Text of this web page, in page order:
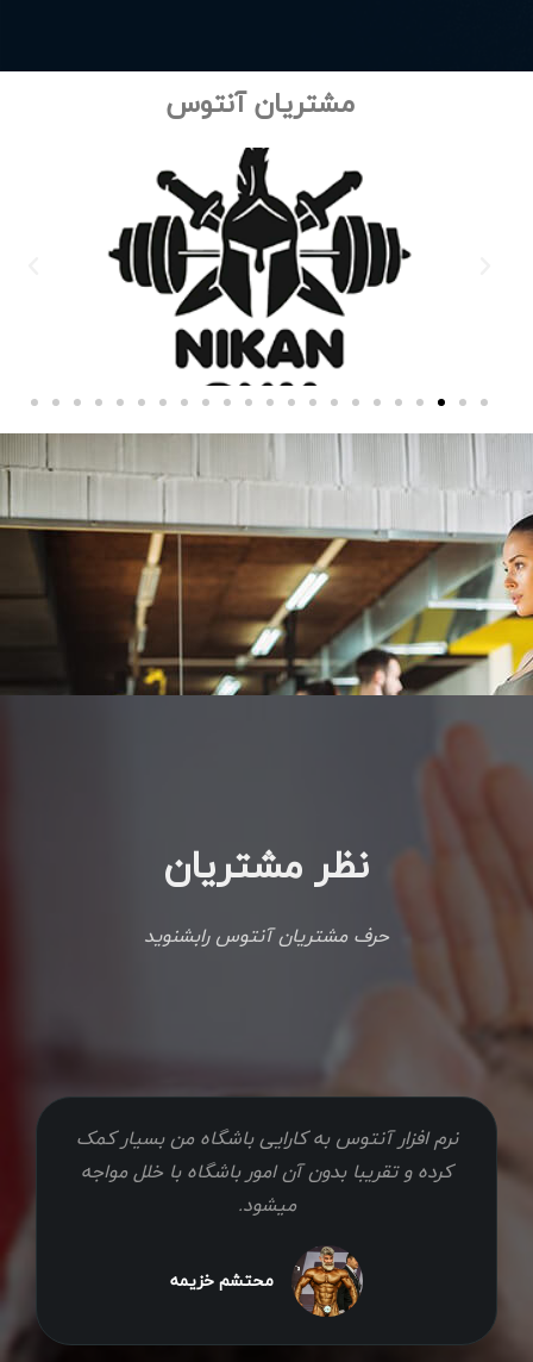
مشتریان آنتوس
نظر مشتریان
حرف مشتریان آنتوس رابشنوید
نرم افزار آنتوس به کارایی باشگاه من بسیار کمک
کرده و تقریبا بدون آن امور باشگاه با خلل مواجه
میشود.
محتشم خزیمه